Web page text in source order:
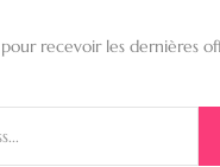
recevoir les dernières